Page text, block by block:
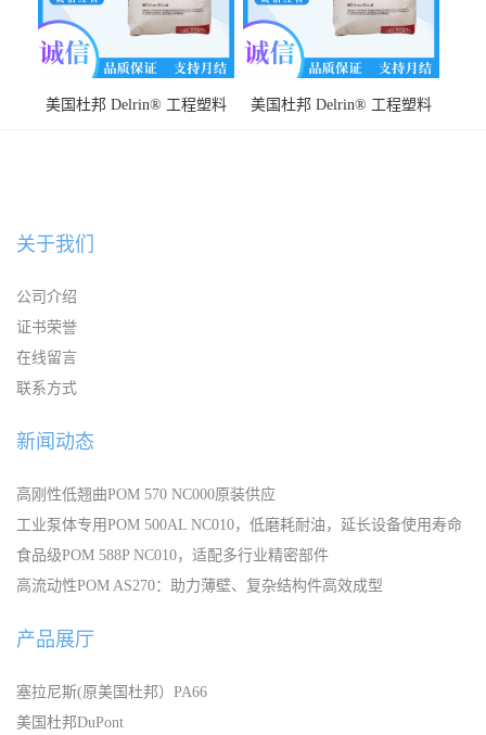
美国杜邦 Delrin® 工程塑料
美国杜邦 Delrin® 工程塑料
关于我们
公司介绍
证书荣誉
在线留言
联系方式
新闻动态
高刚性低翘曲POM 570 NC000原装供应
工业泵体专用POM 500AL NC010，低磨耗耐油，延长设备使用寿命
食品级POM 588P NC010，适配多行业精密部件
高流动性POM AS270：助力薄壁、复杂结构件高效成型
产品展厅
塞拉尼斯(原美国杜邦）PA66
美国杜邦DuPont